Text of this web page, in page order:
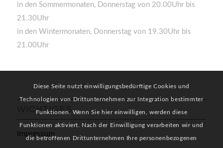
in den Sommermonaten, Donnerstag von 20.00Uhr bis
21.30Uhr
in den Wintermonaten, Donnerstag von 19.30Uhr bis
21.00Uhr
WICHTIGES
Impressum
Diese Seite nutzt einwilligungsbedürftige Cookies und
Technologien von Drittunternehmen zur Integration bestimmter
Funktionen. Wenn Sie hier einwilligen, werden diese
Funktionen aktiviert. Nach der Einwilligung verarbeiten wir und
die betroffenen Drittunternehmen Ihre personenbezogenen